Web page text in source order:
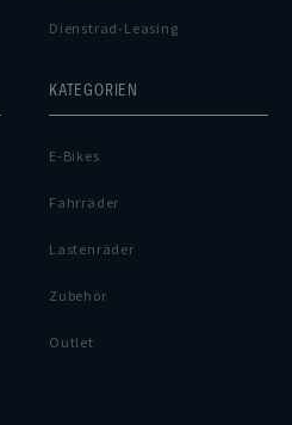
Dienstrad-Leasing
KATEGORIEN
E-Bikes
Fahrräder
Lastenräder
Zubehör
Outlet